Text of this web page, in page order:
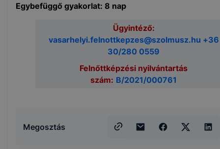
Egybefüggő gyakorlat: 8 nap
Ügyintéző:
vasarhelyi.felnottkepzes@szolmusz.hu +36
30/280 0559
Felnőttképzési nyilvántartás
szám: B/2021/000761
Megosztás